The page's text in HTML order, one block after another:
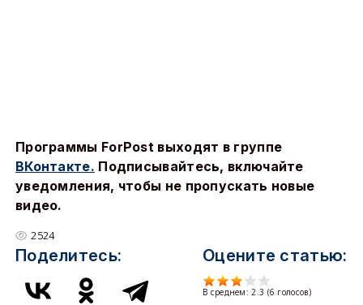
Программы ForPost выходят в группе
ВКонтакте. Подписывайтесь, включайте
уведомления, чтобы не пропускать новые
видео.
2524
Поделитесь: Оцените статью:
В среднем: 2.3 (6 голосов)